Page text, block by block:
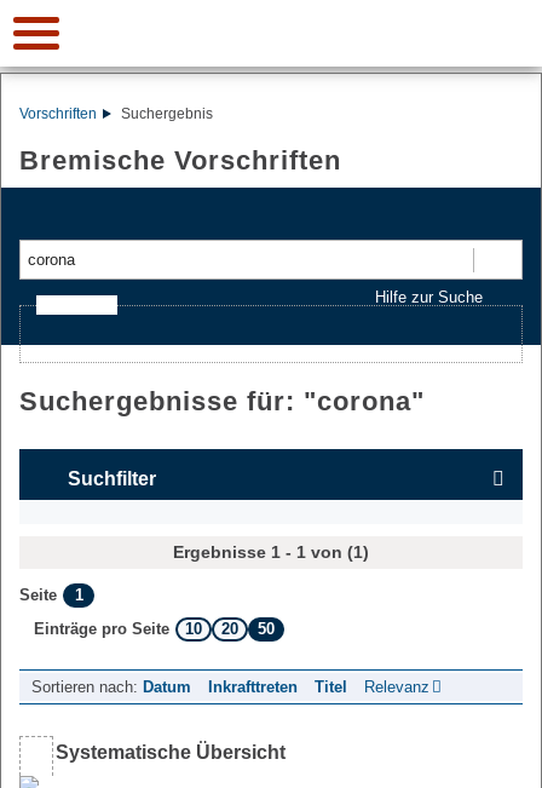
Vorschriften Suchergebnis
Bremische Vorschriften
Hilfe zur Suche
Suchergebnisse für: "corona"
Suchfilter
Ergebnisse 1 - 1 von (1)
Seite
1
Einträge pro Seite
10 20 50
Sortieren nach: Datum Inkrafttreten Titel Relevanz
Systematische Übersicht